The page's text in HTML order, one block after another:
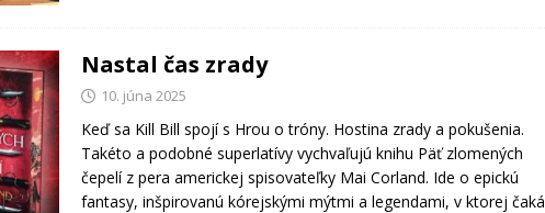
Nastal čas zrady
10. júna 2025
Keď sa Kill Bill spojí s Hrou o tróny. Hostina zrady a pokušenia.
Takéto a podobné superlatívy vychvaľujú knihu Päť zlomených
čepelí z pera americkej spisovateľky Mai Corland. Ide o epickú
fantasy, inšpirovanú kórejskými mýtmi a legendami, v ktorej čaká